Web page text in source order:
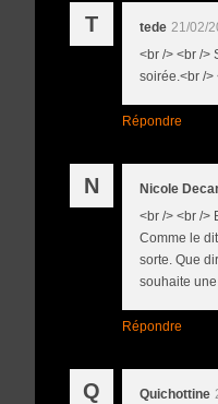
T tede 21/02/
<br /> <br />
soirée.<br />
Répondre
N Nicole
<br /> <br />
Comme le
sorte. Que
souhaite
Répondre
Q Quichottine